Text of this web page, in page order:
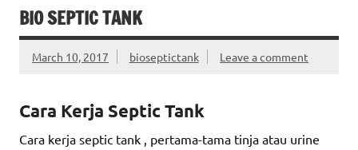
BIO SEPTIC TANK
March 10, 2017 bioseptictank Leave a comment
Cara Kerja Septic Tank
Cara kerja septic tank , pertama-tama tinja atau urine